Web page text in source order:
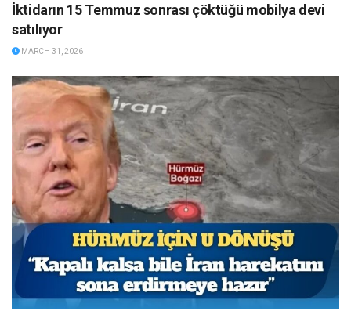
İktidarın 15 Temmuz sonrası çöktüğü mobilya devi
satılıyor
MARCH 31, 2026